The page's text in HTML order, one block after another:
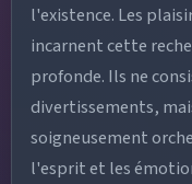
l'existence. Les
incarnent cette
profonde. Ils ne
divertissements,
soigneusement
l'esprit et les